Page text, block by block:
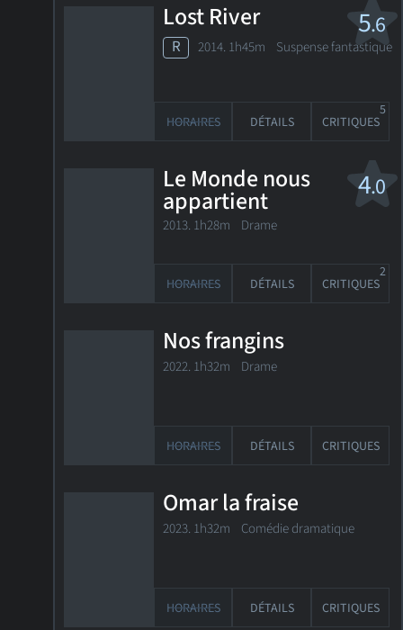
5.6
Lost River
R 2014. 1h45m Suspense fantastique
HORAIRES DÉTAILS CRITIQUES
5
4.0
Le Monde nous
appartient
2013. 1h28m Drame
HORAIRES DÉTAILS CRITIQUES
2
Nos frangins
2022. 1h32m Drame
HORAIRES DÉTAILS CRITIQUES
Omar la fraise
2023. 1h32m Comédie dramatique
HORAIRES DÉTAILS CRITIQUES